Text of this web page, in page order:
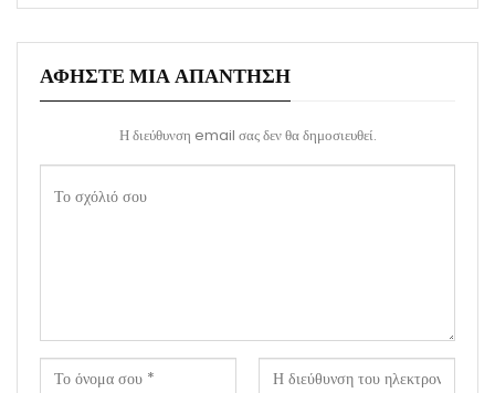
ΑΦΉΣΤΕ ΜΙΑ ΑΠΆΝΤΗΣΗ
Η διεύθυνση email σας δεν θα δημοσιευθεί.